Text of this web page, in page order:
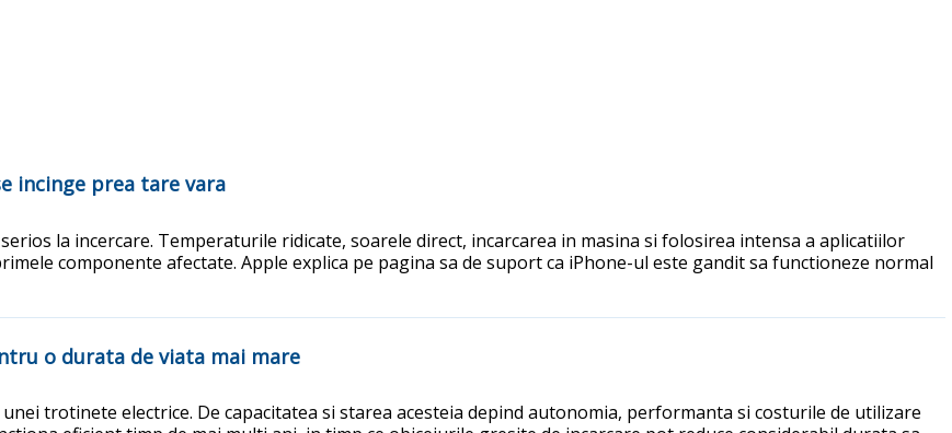
incinge prea tare vara
la incercare. Temperaturile ridicate, soarele direct, incarcarea in masina si folosirea intensa a aplicatiilor
componente afectate. Apple explica pe pagina sa de suport ca iPhone-ul este gandit sa functioneze normal
o durata de viata mai mare
trotinete electrice. De capacitatea si starea acesteia depind autonomia, performanta si costurile de utilizare